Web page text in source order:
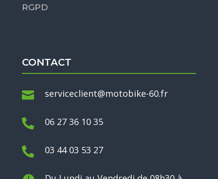
RGPD
CONTACT
 serviceclient@motobike-60.fr
 06 27 36 10 35
 03 44 03 53 27